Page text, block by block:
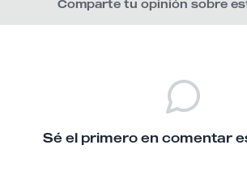
Comparte tu opinión sobre
Sé el primero en comentar